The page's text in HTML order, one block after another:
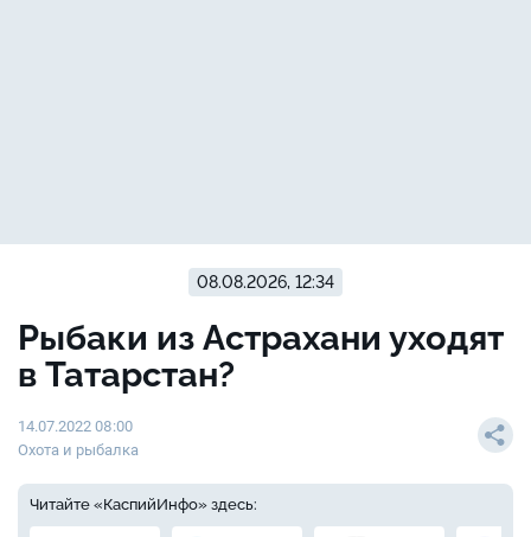
08.08.2026, 12:34
Рыбаки из Астрахани уходят
в Татарстан?
14.07.2022 08:00
Охота и рыбалка
Читайте «КаспийИнфо» здесь: